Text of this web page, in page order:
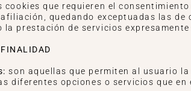
cookies que requieren el
quedando exceptuadas las de
prestación de servicios
son aquellas que permiten al usuario
diferentes opciones o servicios que en